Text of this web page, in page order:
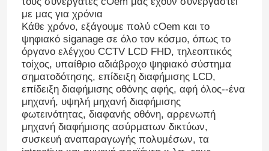
με μας για χρόνια
Κάθε χρόνο, εξάγουμε πολύ cOem και το
ψηφιακό siganage σε όλο τον κόσμο, όπως το
όργανο ελέγχου CCTV LCD FHD, τηλεοπτικός
τοίχος, υπαίθριο αδιάβροχο ψηφιακό σύστημα
σηματοδότησης, επίδειξη διαφήμισης LCD,
επίδειξη διαφήμισης οθόνης αφής, αφή όλος--ένα
μηχανή, υψηλή μηχανή διαφήμισης
φωτεινότητας, διαφανής οθόνη, αρρενωπή
μηχανή διαφήμισης ασύρματων δικτύων,
συσκευή αναπαραγωγής πολυμέσων, τα